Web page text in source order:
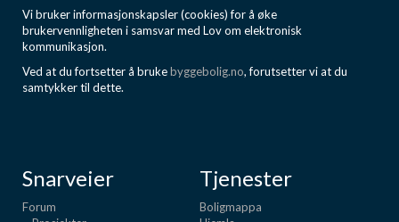
Vi bruker informasjonskapsler (cookies) for å øke
brukervennligheten i samsvar med Lov om elektronisk
kommunikasjon.
Ved at du fortsetter å brukebyggebolig.no, forutsetter vi at du
samtykker til dette.
Snarveier
Forum
Tjenester
Boligmappa